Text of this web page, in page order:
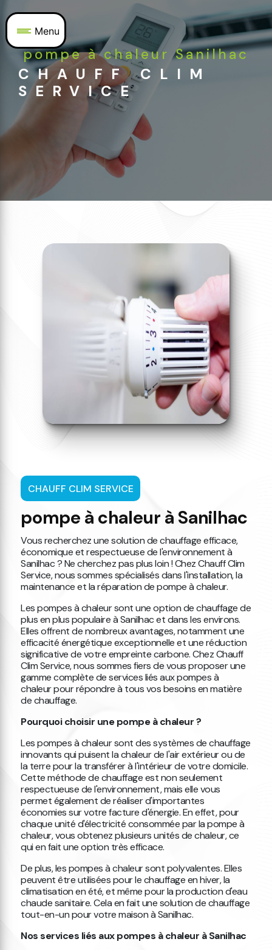
Menu
pompe à chaleur Sanilhac
CHAUFF CLIM
SERVICE
CHAUFF CLIM SERVICE
pompe à chaleur à Sanilhac
Vous recherchez une solution de chauffage efficace,
économique et respectueuse de l'environnement à
Sanilhac ? Ne cherchez pas plus loin ! Chez Chauff Clim
Service, nous sommes spécialisés dans l'installation, la
maintenance et la réparation de pompe à chaleur.
Les pompes à chaleur sont une option de chauffage de
plus en plus populaire à Sanilhac et dans les environs.
Elles offrent de nombreux avantages, notamment une
efficacité énergétique exceptionnelle et une réduction
significative de votre empreinte carbone. Chez Chauff
Clim Service, nous sommes fiers de vous proposer une
gamme complète de services liés aux pompes à
chaleur pour répondre à tous vos besoins en matière
de chauffage.
Pourquoi choisir une pompe à chaleur ?
Les pompes à chaleur sont des systèmes de chauffage
innovants qui puisent la chaleur de l'air extérieur ou de
la terre pour la transférer à l'intérieur de votre domicile.
Cette méthode de chauffage est non seulement
respectueuse de l'environnement, mais elle vous
permet également de réaliser d'importantes
économies sur votre facture d'énergie. En effet, pour
chaque unité d'électricité consommée par la pompe à
chaleur, vous obtenez plusieurs unités de chaleur, ce
qui en fait une option très efficace.
De plus, les pompes à chaleur sont polyvalentes. Elles
peuvent être utilisées pour le chauffage en hiver, la
climatisation en été, et même pour la production d'eau
chaude sanitaire. Cela en fait une solution de chauffage
tout-en-un pour votre maison à Sanilhac.
Nos services liés aux pompes à chaleur à Sanilhac
Panneau de gestion des cookies